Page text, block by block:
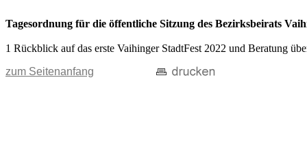
Tagesordnung für die öffentliche Sitzung des Bezirksbeirats
1 Rückblick auf das erste Vaihinger StadtFest 2022 und Beratung
zum Seitenanfang